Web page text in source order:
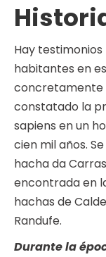
Hay
habitantes en
concretamente
constatado la
sapiens en un
cien mil años.
hacha da
encontrada en
hachas de
Randufe.
Durante la